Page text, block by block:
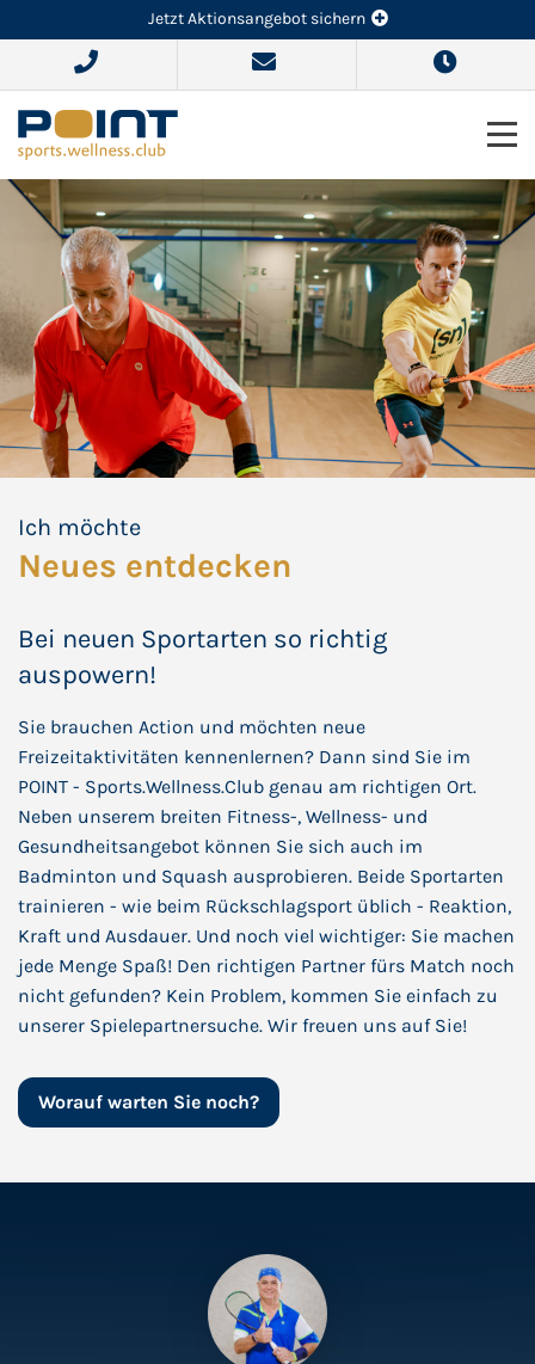
Jetzt Aktionsangebot sichern
Neues entdecken
Ich möchte
Bei neuen Sportarten so richtig
auspowern!
Sie brauchen Action und möchten neue
Freizeitaktivitäten kennenlernen? Dann sind Sie im
POINT - Sports.Wellness.Club genau am richtigen Ort.
Neben unserem breiten Fitness-, Wellness- und
Gesundheitsangebot können Sie sich auch im
Badminton und Squash ausprobieren. Beide Sportarten
trainieren - wie beim Rückschlagsport üblich - Reaktion,
Kraft und Ausdauer. Und noch viel wichtiger: Sie machen
jede Menge Spaß! Den richtigen Partner fürs Match noch
nicht gefunden? Kein Problem, kommen Sie einfach zu
unserer Spielepartnersuche. Wir freuen uns auf Sie!
Worauf warten Sie noch?